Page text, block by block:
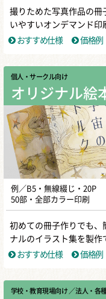
撮りためた写真作品の冊
いやすいオンデマンド印
おすすめ仕様
価格例
個人・サークル向け
オリジナル絵
例／B5・無線綴じ・20P
50部・全部カラー印刷
初めての冊子作りでも、
ナルのイラスト集を製作
おすすめ仕様
価格例
学校・教育現場向け ／ 法人・各